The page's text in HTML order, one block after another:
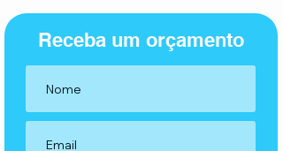
Receba um orçamento